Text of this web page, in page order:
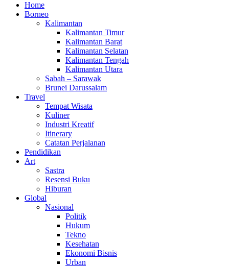
Home
Borneo
Kalimantan
Kalimantan Timur
Kalimantan Barat
Kalimantan Selatan
Kalimantan Tengah
Kalimantan Utara
Sabah – Sarawak
Brunei Darussalam
Travel
Tempat Wisata
Kuliner
Industri Kreatif
Itinerary
Catatan Perjalanan
Pendidikan
Art
Sastra
Resensi Buku
Hiburan
Global
Nasional
Politik
Hukum
Tekno
Kesehatan
Ekonomi Bisnis
Urban